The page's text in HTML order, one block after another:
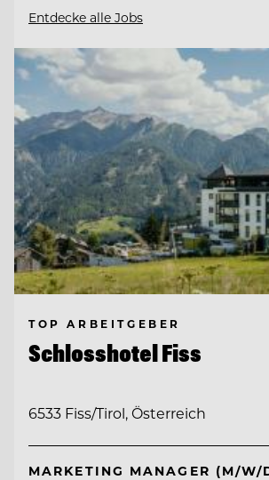
Entdecke alle Jobs
TOP ARBEITGEBER
Schlosshotel Fiss
6533 Fiss/Tirol, Österreich
MARKETING MANAGER (M/W/